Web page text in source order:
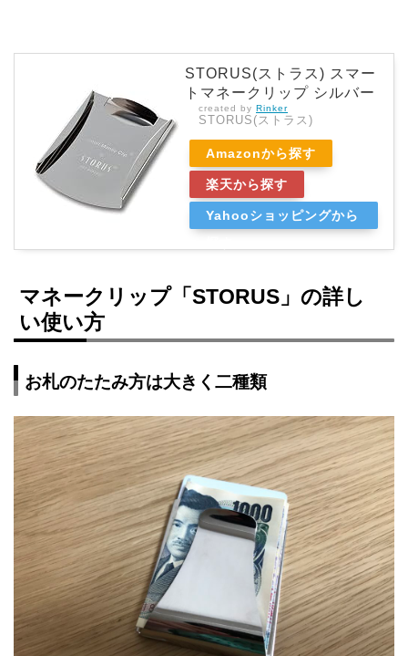
STORUS(ストラス) スマー
トマネークリップ シルバー
created by Rinker
STORUS(ストラス)
Amazonから探す
楽天から探す
Yahooショッピングから
マネークリップ「STORUS」の詳し
い使い方
お札のたたみ方は大きく二種類